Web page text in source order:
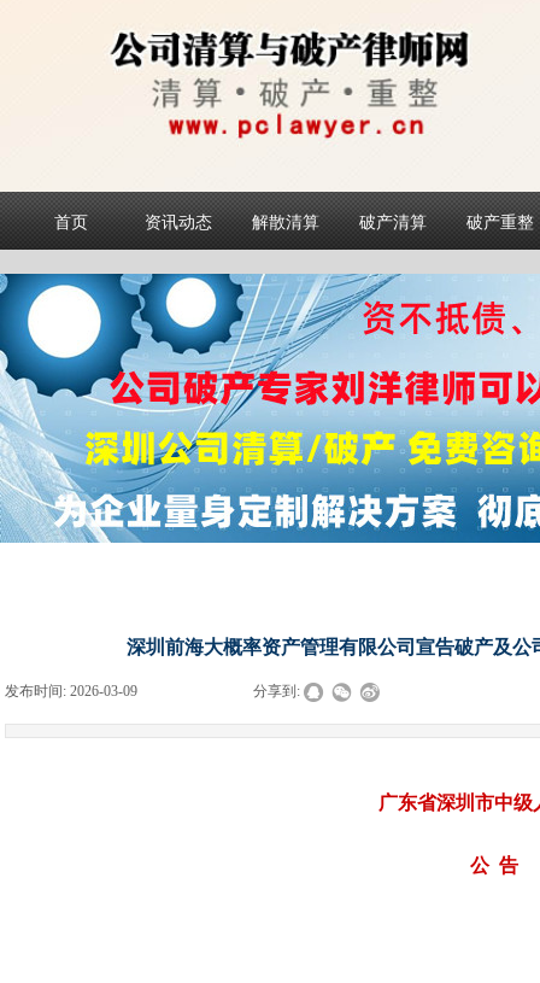
首页 资讯动态 解散清算 破产清算 破产重整
深圳前海大概率资产管理有限公司宣告破产及公
发布时间: 2026-03-09 分享到:
广东省深圳市中级
公 告